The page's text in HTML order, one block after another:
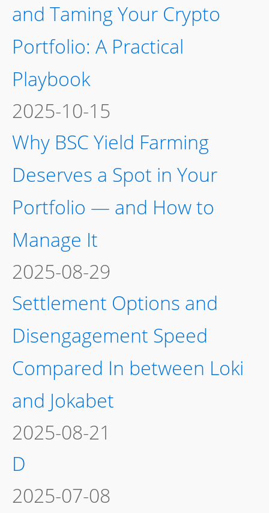
and Taming Your Crypto
Portfolio: A Practical
Playbook
2025-10-15
Why BSC Yield Farming
Deserves a Spot in Your
Portfolio — and How to
Manage It
2025-08-29
Settlement Options and
Disengagement Speed
Compared In between Loki
and Jokabet
2025-08-21
D
2025-07-08